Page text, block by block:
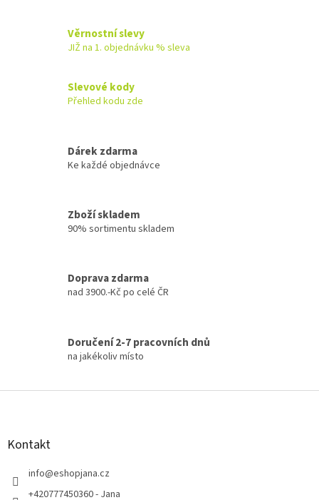
Věrnostní slevy
JIŽ na 1. objednávku % sleva
Slevové kody
Přehled kodu zde
Dárek zdarma
Ke každé objednávce
Zboží skladem
90% sortimentu skladem
Doprava zdarma
nad 3900.-Kč po celé ČR
Doručení 2-7 pracovních dnů
na jakékoliv místo
Z
Kontakt
info@eshopjana.cz
+420777450360 - Jana